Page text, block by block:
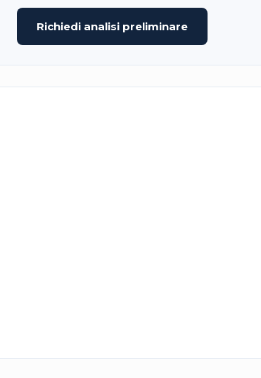
Richiedi analisi preliminare